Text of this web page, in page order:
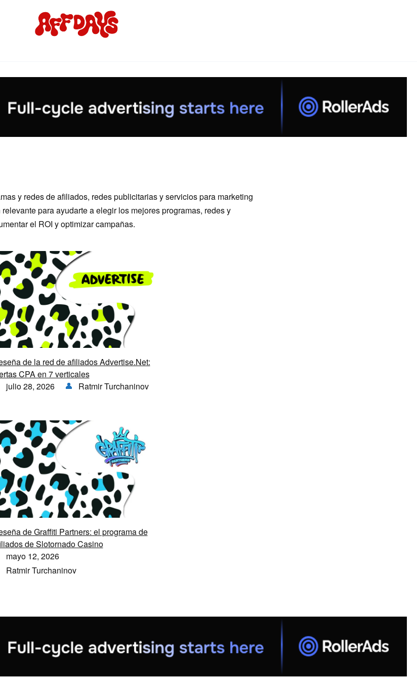
y redes de afiliados, redes publicitarias y servicios para marketing
para ayudarte a elegir los mejores programas, redes y
el ROI y optimizar campañas.
de la red de afiliados Advertise.Net:
CPA en 7 verticales
julio 28, 2026
Ratmir Turchaninov
de Graffiti Partners: el programa de
de Slotornado Casino
mayo 12, 2026
Ratmir Turchaninov